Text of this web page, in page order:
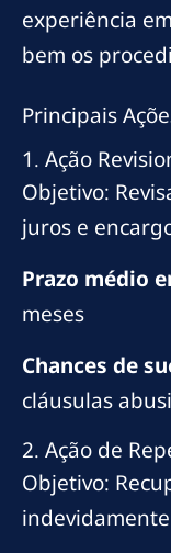
experiência
bem os
Principais
1. Ação
Objetivo:
juros e
Prazo médio
meses
Chances de
cláusulas
2. Ação de
Objetivo: